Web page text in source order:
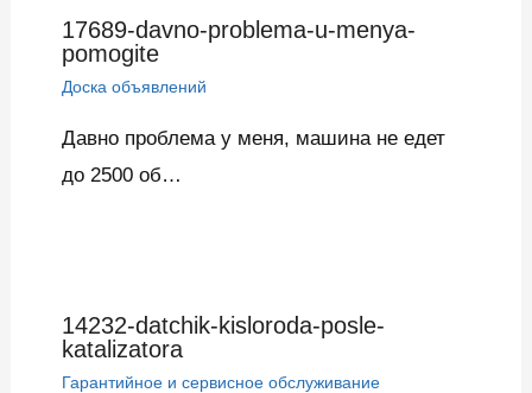
17689-davno-problema-u-menya-
pomogite
Доска объявлений
Давно проблема у меня, машина не едет
до 2500 об…
14232-datchik-kisloroda-posle-
katalizatora
Гарантийное и сервисное обслуживание